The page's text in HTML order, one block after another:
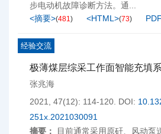
步电动机故障诊断方法。通...
<摘要>(481) <HTML>(73)
经验交流
极薄煤层综采工作面智能充填
张兆海
2021, 47(12): 114-120. DOI:
251x.2021030091
摘要：
目前通常采用原矸、风动泵